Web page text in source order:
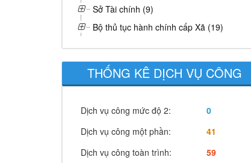
Sở Tài chính (9)
Bộ thủ tục hành chính cấp Xã (19)
THỐNG KÊ DỊCH VỤ CÔNG
Dịch vụ công mức độ 2:
0
Dịch vụ công một phần:
41
Dịch vụ công toàn trình:
59